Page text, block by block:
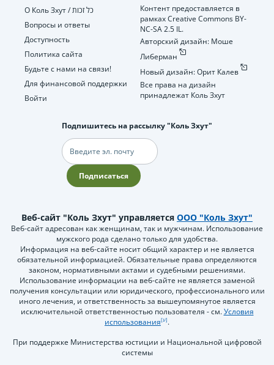
О Коль Зхут / כל זכות
Вопросы и ответы
Доступность
Политика сайта
Будьте с нами на связи!
Для финансовой поддержки
Войти
Контент предоставляется в
рамках Creative Commons BY-
NC-SA 2.5 IL.
Авторский дизайн: Моше
Либерман
Новый дизайн: Орит Калев
Все права на дизайн
принадлежат Коль Зхут
Подпишитесь на рассылку "Коль Зхут"
Электронная
почта
Подписаться
Веб-сайт "Коль Зхут" управляется ООО "Коль Зхут"
Веб-сайт адресован как женщинам, так и мужчинам. Использование
мужского рода сделано только для удобства.
Информация на веб-сайте носит общий характер и не является
обязательной информацией. Обязательные права определяются
законом, нормативными актами и судебными решениями.
Использование информации на веб-сайте не является заменой
получения консультации или юридического, профессионального или
иного лечения, и ответственность за вышеупомянутое является
исключительной ответственностью пользователя - см.Условия
использования
.
При поддержке Министерства юстиции и Национальной цифровой
системы